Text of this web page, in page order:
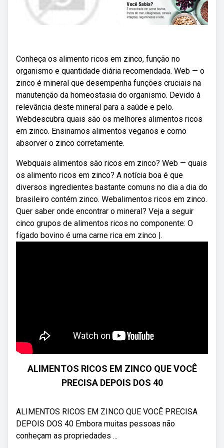
Conheça os alimento ricos em zinco, função no
organismo e quantidade diária recomendada. Web — o
zinco é mineral que desempenha funções cruciais na
manutenção da homeostasia do organismo. Devido à
relevância deste mineral para a saúde e pelo.
Webdescubra quais são os melhores alimentos ricos
em zinco. Ensinamos alimentos veganos e como
absorver o zinco corretamente.
Webquais alimentos são ricos em zinco? Web — quais
os alimento ricos em zinco? A notícia boa é que
diversos ingredientes bastante comuns no dia a dia do
brasileiro contém zinco. Webalimentos ricos em zinco.
Quer saber onde encontrar o mineral? Veja a seguir
cinco grupos de alimentos ricos no componente: O
fígado bovino é uma carne rica em zinco |.
ALIMENTOS RICOS EM ZINCO QUE VOCÊ
PRECISA DEPOIS DOS 40
ALIMENTOS RICOS EM ZINCO QUE VOCÊ PRECISA
DEPOIS DOS 40 Embora muitas pessoas não
conheçam as propriedades ...